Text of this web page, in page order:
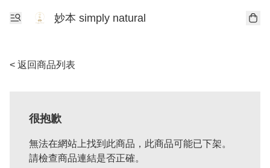
妙本 simply natural
< 返回商品列表
很抱歉
無法在網站上找到此商品，此商品可能已下架。
請檢查商品連結是否正確。